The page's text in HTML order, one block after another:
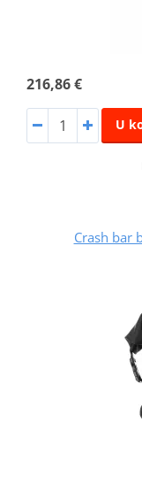
216,86 €
U
Crash bar